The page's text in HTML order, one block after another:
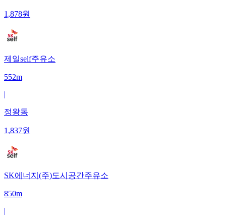
1,878원
제일self주유소
552m
|
정왕동
1,837원
SK에너지(주)도시공간주유소
850m
|